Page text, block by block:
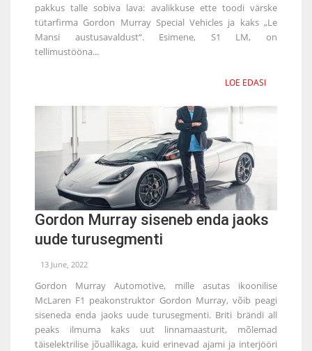
pakkus talle sobiva lava: avalikkuse ette toodi värske
tütarfirma Gordon Murray Special Vehicles ja kaks „Le
Mansi austusavaldust“. Esimene, S1 LM, on
tellimustööna...
LOE EDASI
Gordon Murray siseneb enda jaoks
uude turusegmenti
13 June, 2022
Gordon Murray Automotive, mille asutas ikoonilise
McLaren F1 peakonstruktor Gordon Murray, võib peagi
siseneda enda jaoks uude turusegmenti. Briti brändi all
peaks ilmuma kaks uut linnamaasturit, mõlemad
täiselektrilise jõuallikaga, kuid erinevad ajami ja interjööri